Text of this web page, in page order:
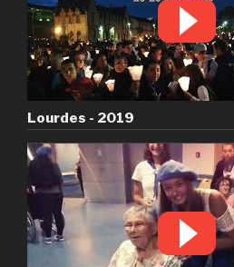
Lourdes - 2019